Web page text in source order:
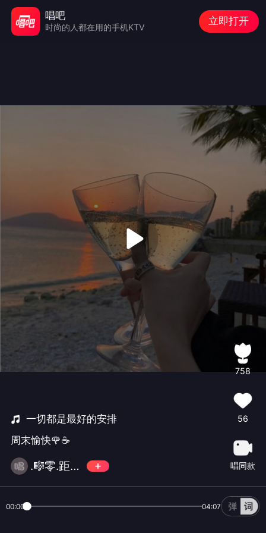
一切都是最好的安排
周末愉快🌹☕️
.🎼零.距离🎸
758
56
唱同款
00:00 04:07
唱吧
时尚的人都在用的手机KTV
立即打开